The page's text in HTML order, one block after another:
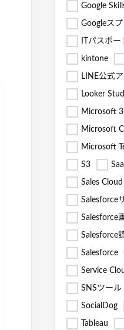
Google
Googleス
ITパスポー
kintone
LINE公式
Looker
Microsoft
Microsoft
Microsoft
S3
Sales
Salesforce
Salesforce
Salesforce
Salesforce
Service
SNSツール
SocialDog
Tableau